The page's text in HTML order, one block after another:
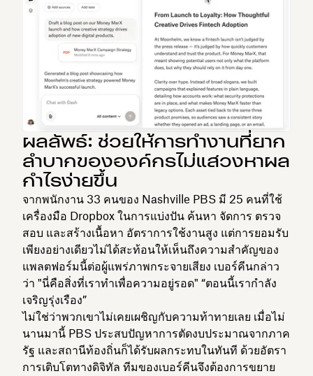
ผลลัพธ์: ช่วยให้การทำงานที่ยาก
ลำบากขององค์กรไม่แสวงหาผล
กำไรง่ายขึ้น
จากพนักงาน 33 คนของ Nashville PBS มี 25 คนที่ใช้
เครื่องมือ Dropbox ในการแบ่งปัน ค้นหา จัดการ ตรวจ
สอบ และสร้างเนื้อหา อัตราการใช้งานสูง แต่การยอมรับ
เพียงอย่างเดียวไม่ได้สะท้อนให้เห็นถึงความสำคัญของ
แพลตฟอร์มนี้ต่อผู้แพร่ภาพกระจายเสียง เบอร์คีนกล่าว
ว่า "นี่คือสิ่งที่เราทำเพื่อความอยู่รอด" “ตอนนี้เรากำลัง
เจริญรุ่งเรือง”
ไม่ใช่ว่าพวกเขาไม่เคยเผชิญกับความท้าทายเลย เมื่อไม่
นานมานี้ PBS ประสบปัญหาการตัดงบประมาณจากภาค
รัฐ และสถานีท้องถิ่นก็ได้รับผลกระทบในทันที ด้วยอัตรา
การเติบโตทางดิจิทัล ทีมของเบอร์คีนจึงต้องการขยาย